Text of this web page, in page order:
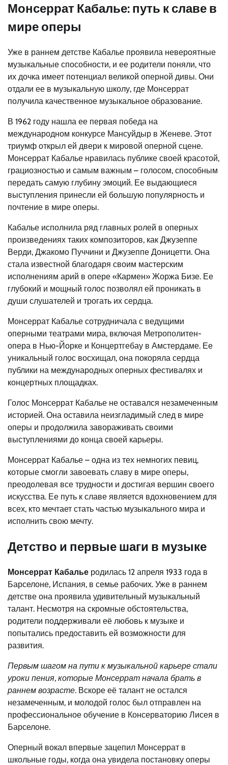
Монсеррат Кабалье: путь к славе в
мире оперы
Уже в раннем детстве Кабалье проявила невероятные
музыкальные способности, и ее родители поняли, что
их дочка имеет потенциал великой оперной дивы. Они
отдали ее в музыкальную школу, где Монсеррат
получила качественное музыкальное образование.
В 1962 году нашла ее первая победа на
международном конкурсе Мансуйдыр в Женеве. Этот
триумф открыл ей двери к мировой оперной сцене.
Монсеррат Кабалье нравилась публике своей красотой,
грациозностью и самым важным – голосом, способным
передать самую глубину эмоций. Ее выдающиеся
выступления принесли ей большую популярность и
почтение в мире оперы.
Кабалье исполнила ряд главных ролей в оперных
произведениях таких композиторов, как Джузеппе
Верди, Джакомо Пуччини и Джузеппе Доницетти. Она
стала известной благодаря своим мастерским
исполнениям арий в опере «Кармен» Жоржа Бизе. Ее
глубокий и мощный голос позволял ей проникать в
души слушателей и трогать их сердца.
Монсеррат Кабалье сотрудничала с ведущими
оперными театрами мира, включая Метрополитен-
опера в Нью-Йорке и Концертгебау в Амстердаме. Ее
уникальный голос восхищал, она покоряла сердца
публики на международных оперных фестивалях и
концертных площадках.
Голос Монсеррат Кабалье не оставался незамеченным
историей. Она оставила неизгладимый след в мире
оперы и продолжила завораживать своими
выступлениями до конца своей карьеры.
Монсеррат Кабалье – одна из тех немногих певиц,
которые смогли завоевать славу в мире оперы,
преодолевая все трудности и достигая вершин своего
искусства. Ее путь к славе является вдохновением для
всех, кто мечтает стать частью музыкального мира и
исполнить свою мечту.
Детство и первые шаги в музыке
Монсеррат Кабалье родилась 12 апреля 1933 года в
Барселоне, Испания, в семье рабочих. Уже в раннем
детстве она проявила удивительный музыкальный
талант. Несмотря на скромные обстоятельства,
родители поддерживали её любовь к музыке и
попытались предоставить ей возможности для
развития.
Первым шагом на пути к музыкальной карьере стали
уроки пения, которые Монсеррат начала брать в
раннем возрасте. Вскоре её талант не остался
незамеченным, и молодой голос был отправлен на
профессиональное обучение в Консерваторию Лисея в
Барселоне.
Оперный вокал впервые зацепил Монсеррат в
школьные годы, когда она увидела постановку оперы